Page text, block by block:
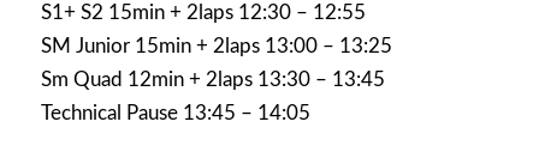
S1+ S2 15min + 2laps 12:30 – 12:55
SM Junior 15min + 2laps 13:00 – 13:25
Sm Quad 12min + 2laps 13:30 – 13:45
Technical Pause 13:45 – 14:05